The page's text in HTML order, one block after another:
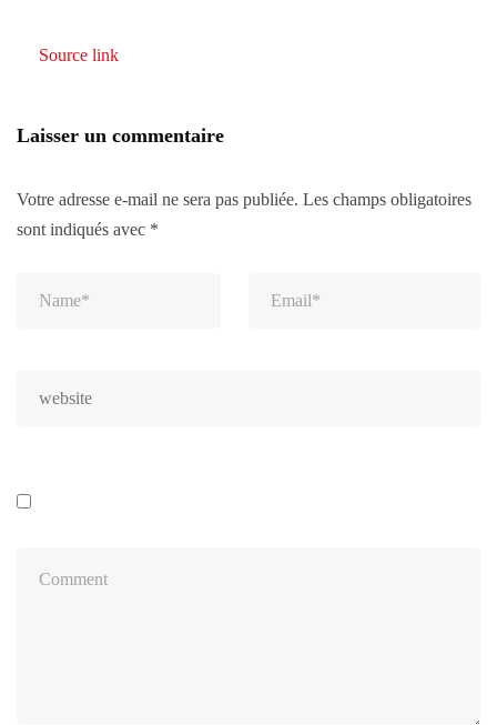
Source link
Laisser un commentaire
Votre adresse e-mail ne sera pas publiée. Les champs obligatoires
sont indiqués avec *